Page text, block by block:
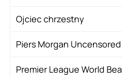
Ojciec chrzestny
Piers Morgan
Premier League World